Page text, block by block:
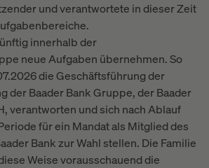
und verantwortete in dieser Zeit
innerhalb der
neue Aufgaben übernehmen. So
die Geschäftsführung der
der Baader Bank Gruppe, der Baader
verantworten und sich nach Ablauf
für ein Mandat als Mitglied des
Bank zur Wahl stellen. Die Familie
Weise vorausschauend die